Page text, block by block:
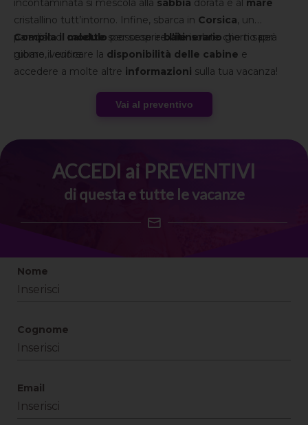
incontaminata si mescola alla sabbia dorata e al mare
cristallino tutt’intorno. Infine, sbarca in Corsica, un
paradiso di calettescoscese ebaieisolate che ti saprà
rubare il cuore.
Compila il moduloper scoprirel’itinerariogiorno per
giorno, verificare la disponibilità delle cabine e
accedere a molte altre informazioni sulla tua vacanza!
Vai al preventivo
ACCEDI ai PREVENTIVI
di questa e tutte le vacanze
Nome
Cognome
Email